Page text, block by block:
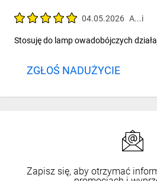
04.05.2026 A...i
Stosuję do lamp owadobójczych
ZGŁOŚ NADUŻYCIE
Zapisz się, aby otrzymać